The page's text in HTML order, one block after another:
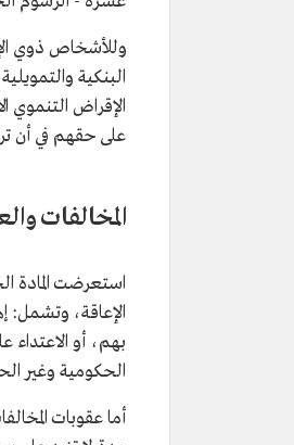
وللأشخاص ذوي
البنكية
الإقراض
على حقهم في أن
المخالفات
استعرضت المادة
الإعاقة، وتشمل:
بهم، أو
الحكومية وغير
أما عقوبات